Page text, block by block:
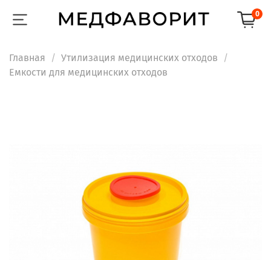
0
Главная
Утилизация медицинских отходов
Емкости для медицинских отходов